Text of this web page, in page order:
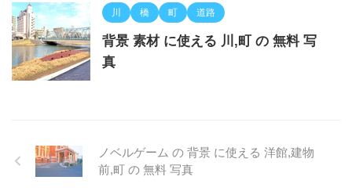
川 橋 町 道路
背景 素材 に使える 川,町 の 無料 写
真
ノベルゲーム の 背景 に使える 洋館,建物
前,町 の 無料 写真